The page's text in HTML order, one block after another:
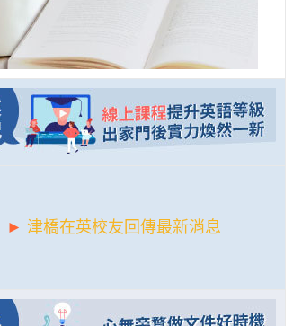
► 津橋在英校友回傳最新消息